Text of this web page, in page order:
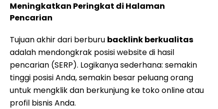
Meningkatkan Peringkat di Halaman
Pencarian
Tujuan akhir dari berburu backlink berkualitas
adalah mendongkrak posisi website di hasil
pencarian (SERP). Logikanya sederhana: semakin
tinggi posisi Anda, semakin besar peluang orang
untuk mengklik dan berkunjung ke toko online atau
profil bisnis Anda.